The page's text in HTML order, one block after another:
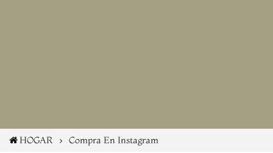
HOGAR Compra En Instagram